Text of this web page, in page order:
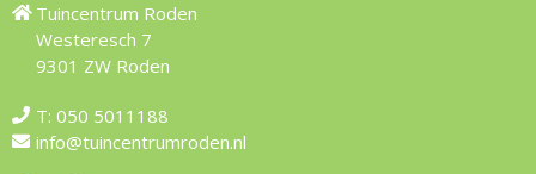
Tuincentrum Roden
Westeresch 7
9301 ZW Roden
T: 050 5011188
info@tuincentrumroden.nl